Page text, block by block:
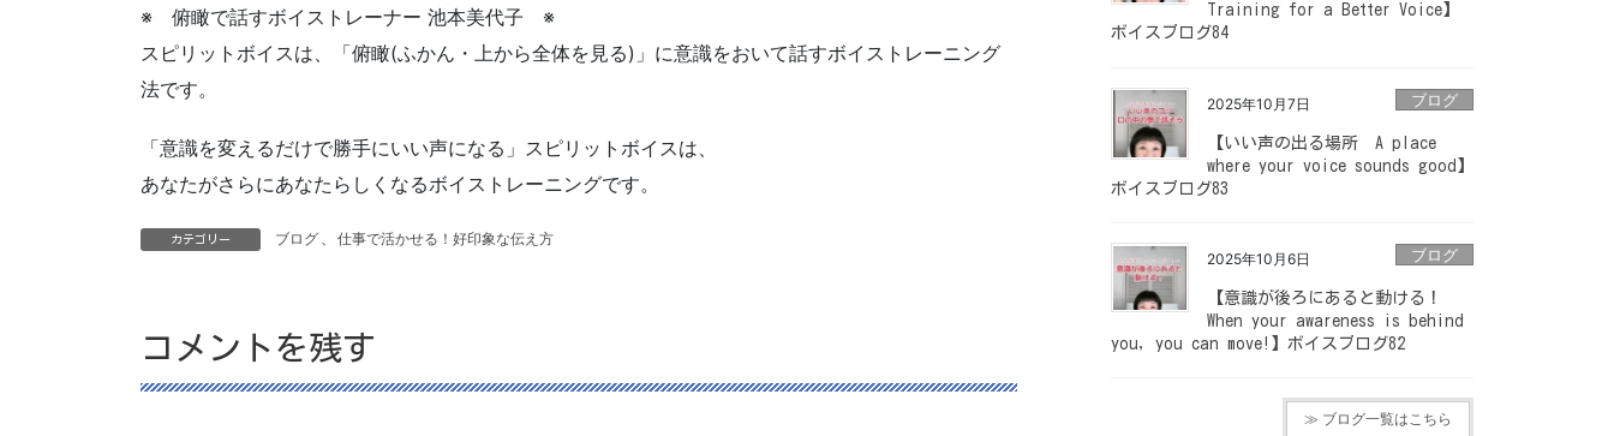
※ 俯瞰で話すボイストレーナー 池本美代子 ※
スピリットボイスは、「俯瞰(ふかん・上から全体を見る)」に意識をおいて話すボイストレーニング
法です。
「意識を変えるだけで勝手にいい声になる」スピリットボイスは、
あなたがさらにあなたらしくなるボイストレーニングです。
カテゴリー ブログ 、 仕事で活かせる！好印象な伝え方
コメントを残す
Training for a Better Voice】
ボイスブログ84
2025年10月7日 ブログ
【いい声の出る場所 A place
where your voice sounds good】
ボイスブログ83
2025年10月6日 ブログ
【意識が後ろにあると動ける！
When your awareness is behind
you, you can move!】ボイスブログ82
≫ ブログ一覧はこちら